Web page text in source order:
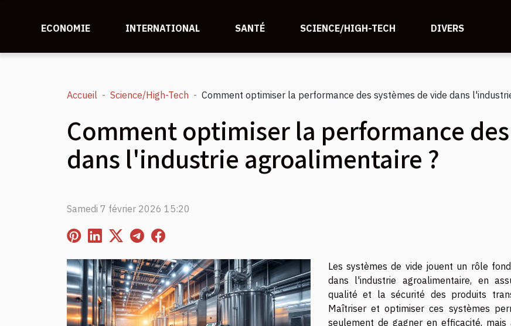
ECONOMIE INTERNATIONAL SANTÉ SCIENCE/HIGH-TECH DIVERS
Accueil Science/High-Tech Comment optimiser la performance des systèmes de vide dans
Comment optimiser la performance
dans l'industrie agroalimentaire ?
Samedi 7 février 2026 15:20
Les systèmes de vide jouent un rôle
dans l'industrie agroalimentaire, en
qualité et la sécurité des produits
Maîtriser et optimiser ces systèmes
seulement de gagner en efficacité, mais